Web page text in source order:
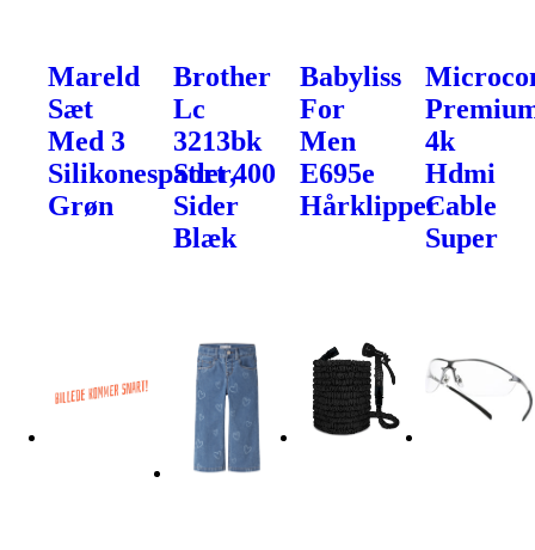
Mareld
Sæt
Med 3
Silikonespatler,
Grøn
Brother
Lc
3213bk
Sort 400
Sider
Blæk
Babyliss
For
Men
E695e
Hårklipper
4k
Hdmi
Cable
Super